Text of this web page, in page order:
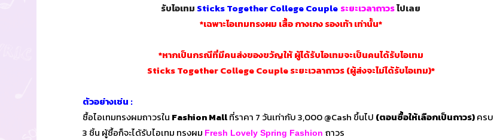
รับไอเทม Sticks Together College Couple ระยะเวลาถาวรไปเลย
*เฉพาะไอเทมทรงผม เสื้อ กางเกง รองเท้า เท่านั้น*
*หากเป็นกรณีที่มีคนส่งของขวัญให้ ผู้ได้รับไอเทมจะเป็นคนได้รับไอเทม
Sticks Together College Couple ระยะเวลาถาวร (ผู้ส่งจะไม่ได้รับไอเทม)*
ตัวอย่างเช่น :
ซื้อไอเทมทรงผมถาวรใน Fashion Mallที่ราคา 7 วันเท่ากับ 3,000 @Cash ขึ้นไป (ตอนซื้อให้เลือกเป็นถาวร)ครบ
3 ชิ้น ผู้ซื้อก็จะได้รับไอเทม ทรงผม Fresh Lovely Spring Fashion ถาวร